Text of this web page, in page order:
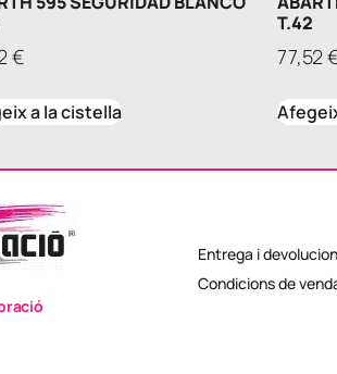
€
a la cistella
T.42
77,52
Entrega i
Condicions de